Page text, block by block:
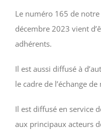
Le numéro 165 de
décembre 2023 vient
adhérents.
Il est aussi diffusé à
le cadre de l’échange
Il est diffusé en service
aux principaux acteurs